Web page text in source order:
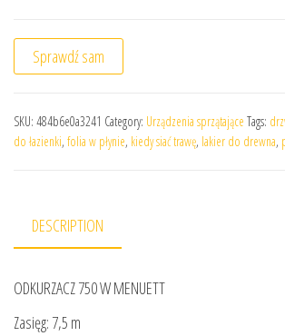
Sprawdź sam
SKU: 484b6e0a3241 Category: Urządzenia sprzątające Tags:
do łazienki, folia w płynie, kiedy siać trawę, lakier do drewna,
DESCRIPTION
ODKURZACZ 750 W MENUETT
Zasięg: 7,5 m